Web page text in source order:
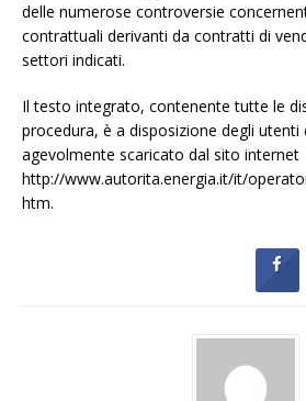
delle numerose controversie
contrattuali derivanti da contratti di
settori indicati.
Il testo integrato, contenente tutte le
procedura, è a disposizione degli utenti
agevolmente scaricato dal sito internet
http://www.autorita.energia.it/it/
htm.